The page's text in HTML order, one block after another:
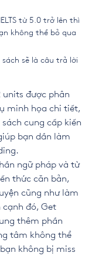
từ 5.0 trở lên thì
không thể bỏ qua
sách sẽ là câu trả lời
units được phân
minh họa chi tiết,
cung cấp kiến
bạn dần làm
ngữ pháp và từ
thức căn bản,
cũng như làm
cạnh đó, Get
thêm phần
tâm không thể
không bị miss